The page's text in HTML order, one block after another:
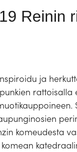
Reinin
ja
komeudesta